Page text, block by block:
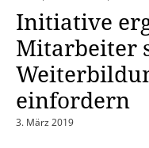
Initiative
Mitarbeiter
einfordern
3. März 2019